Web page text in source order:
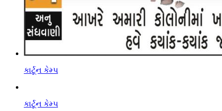
કાર્ટૂન કેમ્પ
કાર્ટૂન કેમ્પ